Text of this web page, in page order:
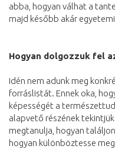
abba, hogyan válhat a
majd később akár
Hogyan dolgozzuk fel
Idén nem adunk meg
forráslistát. Ennek oka,
képességét a
alapvető részének
megtanulja, hogyan
hogyan különböztesse